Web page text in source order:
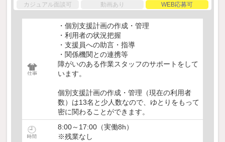
カジュアル面談可 動画あり WEB応募可
・個別支援計画の作成・管理
・利用者の状況把握
・支援員への助言・指導
・関係機関との連携等
障がいのある作業スタッフのサポートをして
います。
個別支援計画の作成・管理（現在の利用者
数）は13名と少人数なので、ゆとりをもって
密に関わることができます。
8:00～17:00（実働8h）
※残業なし